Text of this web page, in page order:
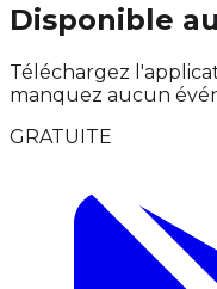
Disponible
Téléchargez
manquez aucun
GRATUITE